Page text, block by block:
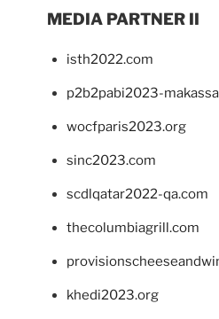
MEDIA PARTNER II
isth2022.com
p2b2pabi2023-
wocfparis2023.org
sinc2023.com
scdlqatar2022-qa.com
thecolumbiagrill.com
khedi2023.org